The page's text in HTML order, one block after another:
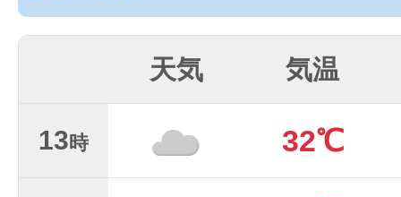
天気 気温
13時 32℃